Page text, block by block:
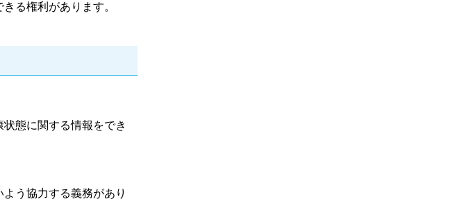
る権利があります。
態に関する情報をでき
う協力する義務があり